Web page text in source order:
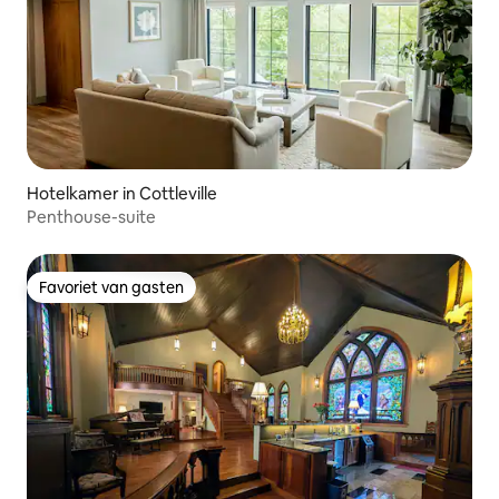
Hotelkamer in Cottleville
Penthouse-suite
Favoriet van gasten
Favoriet van gasten